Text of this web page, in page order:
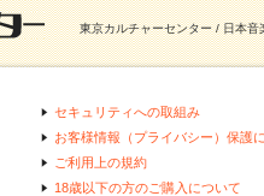
東京カルチャーセンター / 日本
セキュリティへの取組み
お客様情報（プライバシー）保護
ご利用上の規約
18歳以下の方のご購入について